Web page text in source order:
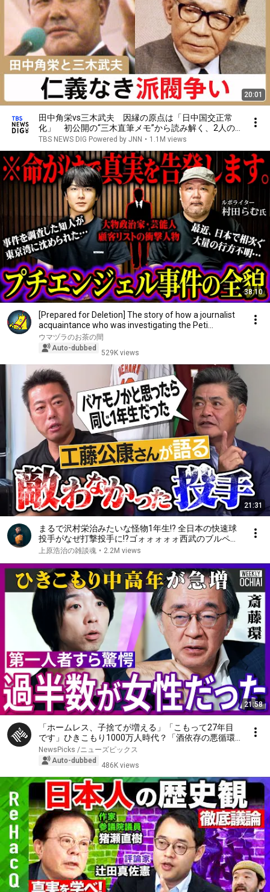
20:01
田中角栄vs三木武夫 因縁の原点は「日中国交正常
化」 初公開の“三木直筆メモ”から読み解く、2人の
明と暗【報道の日2024】
TBS NEWS DIG Powered by JNN • 1.1M views
38:10
[Prepared for Deletion] The story of how a journalist
acquaintance who was investigating the Peti...
ウマヅラのお茶の間
Auto-dubbed
529K views
21:31
まるで沢村栄治みたいな怪物1年生!? 全日本の快速球
投手がなぜ打撃投手に!?ゴォォォォォ西武のブルペン
は異音だらけ!? レベチな轟音の甲子園優勝投手!? 工藤
上原浩治の雑談魂 • 2.2M views
21:58
「ホームレス、子捨てが増える」「こもって27年目
です」ひきこもり1000万人時代？「酒依存の悪循環
と同じ」第一人者、斎藤環が明かす実態…子ども、家
族への対応、不登校の３大原因、孤独死の懸念【落合
NewsPicks /ニューズピックス
Auto-dubbed
486K views